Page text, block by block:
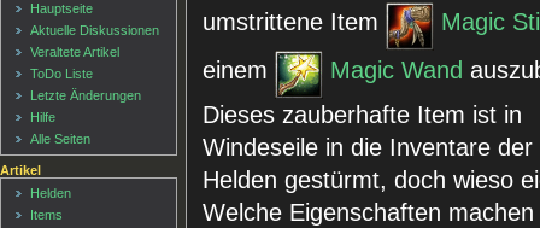
umstrittene Item
Magic
einem
Magic Wand
Dieses zauberhafte Item ist in
Windeseile in die Inventare der
Helden gestürmt, doch wieso
Welche Eigenschaften
Hauptseite
Aktuelle Diskussionen
Veraltete Artikel
ToDo Liste
Letzte Änderungen
Hilfe
Alle Seiten
Artikel
Helden
Items